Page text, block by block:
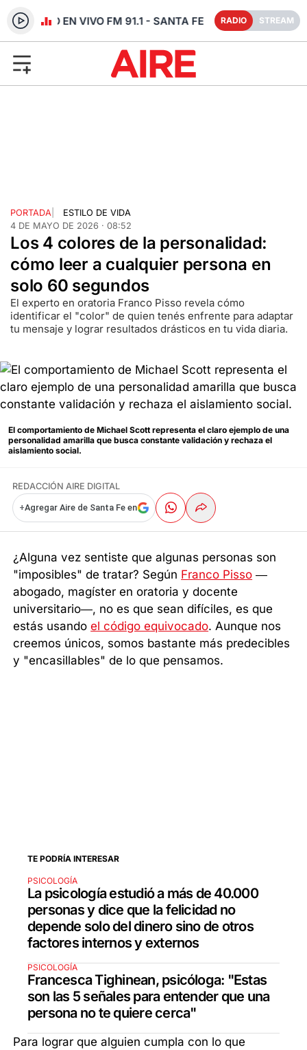
RADIO EN VIVO FM 91.1 - SANTA FE RADIO STREAM
PORTADA
ESTILO DE VIDA
4 DE MAYO DE 2026 · 08:52
Los 4 colores de la personalidad:
cómo leer a cualquier persona en
solo 60 segundos
El experto en oratoria Franco Pisso revela cómo
identificar el "color" de quien tenés enfrente para adaptar
tu mensaje y lograr resultados drásticos en tu vida diaria.
El comportamiento de Michael Scott representa el claro ejemplo de una
personalidad amarilla que busca constante validación y rechaza el
aislamiento social.
REDACCIÓN AIRE DIGITAL
+Agregar Aire de Santa Fe en
¿Alguna vez sentiste que algunas personas son
"imposibles" de tratar? Según Franco Pisso —
abogado, magíster en oratoria y docente
universitario—, no es que sean difíciles, es que
estás usandoel código equivocado. Aunque nos
creemos únicos, somos bastante más predecibles
y "encasillables" de lo que pensamos.
TE PODRÍA INTERESAR
PSICOLOGÍA
La psicología estudió a más de 40.000
personas y dice que la felicidad no
depende solo del dinero sino de otros
factores internos y externos
PSICOLOGÍA
Francesca Tighinean, psicóloga: "Estas
son las 5 señales para entender que una
persona no te quiere cerca"
Para lograr que alguien cumpla con lo que